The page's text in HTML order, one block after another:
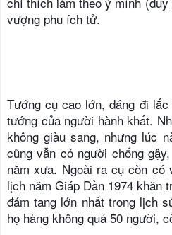
vượng phu ích tử.
Tướng cụ cao lớn, dáng đi
tướng của người hành khất.
không giàu sang, nhưng lúc
cũng vẫn có người chống
năm xưa. Ngoài ra cụ còn
lịch năm Giáp Dần 1974 khăn
đám tang lớn nhất trong lịch
họ hàng không quá 50 người,